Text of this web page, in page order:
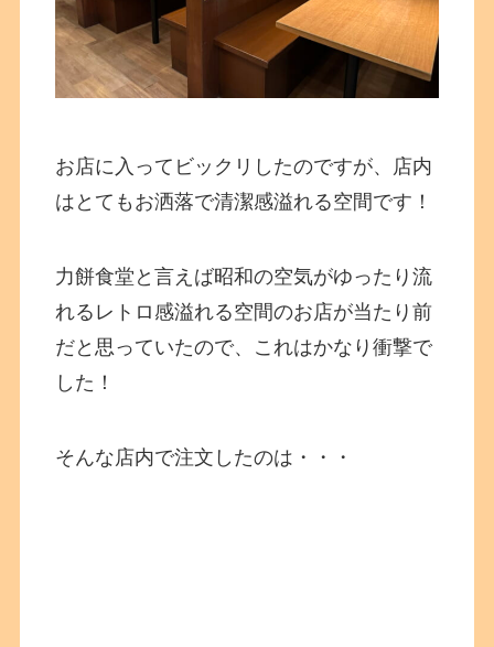
お店に入ってビックリしたのですが、店内
はとてもお洒落で清潔感溢れる空間です！
力餅食堂と言えば昭和の空気がゆったり流
れるレトロ感溢れる空間のお店が当たり前
だと思っていたので、これはかなり衝撃で
した！
そんな店内で注文したのは・・・